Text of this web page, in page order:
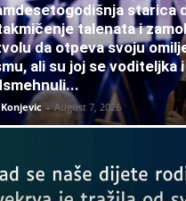
starica
talenata i
da otpeva svoju
ali su joj se voditeljka
- August 7, 2026